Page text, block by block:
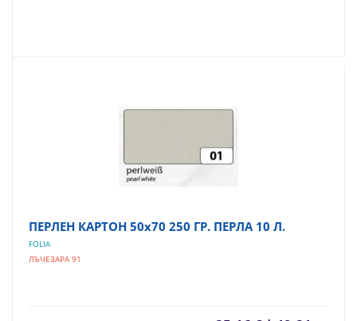
ПЕРЛЕН КАРТОН 50х70 250 ГР. ПЕРЛА 10 Л.
FOLIA
ЛЪЧЕЗАРА 91